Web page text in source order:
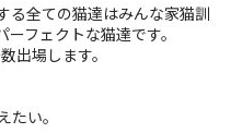
る全ての猫達はみんな家猫訓
フェクトな猫達です。
出場します。
い。